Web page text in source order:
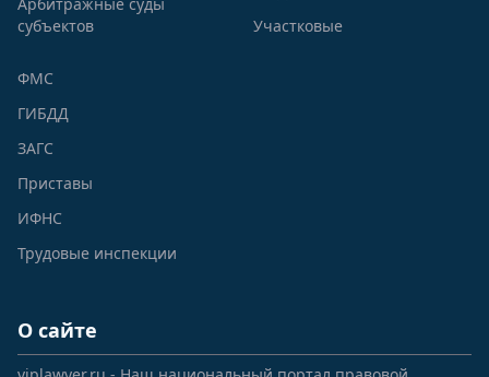
субъектов
Участковые
ФМС
ГИБДД
ЗАГС
Приставы
ИФНС
Трудовые инспекции
О сайте